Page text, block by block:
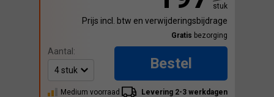
stuk
Prijs incl. btw en verwijderingsbijdrage
Gratis bezorging
Aantal:
Bestel
Medium voorraad Levering 2-3 werkdagen